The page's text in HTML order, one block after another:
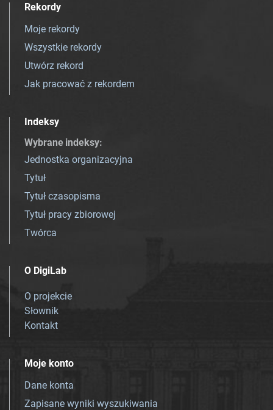
Rekordy
Moje rekordy
Wszystkie rekordy
Utwórz rekord
Jak pracować z rekordem
Indeksy
Wybrane indeksy:
Jednostka organizacyjna
Tytuł
Tytuł czasopisma
Tytuł pracy zbiorowej
Twórca
O DigiLab
O projekcie
Słownik
Kontakt
Moje konto
Dane konta
Zapisane wyniki wyszukiwania